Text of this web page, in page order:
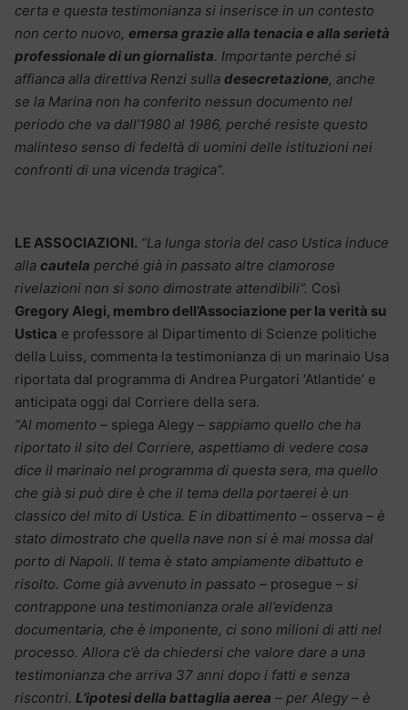
certa e questa testimonianza si inserisce in un contesto
non certo nuovo, emersa grazie alla tenacia e alla serietà
professionale di un giornalista. Importante perché si
affianca alla direttiva Renzi sulla desecretazione, anche
se la Marina non ha conferito nessun documento nel
periodo che va dall’1980 al 1986, perché resiste questo
malinteso senso di fedeltà di uomini delle istituzioni nei
confronti di una vicenda tragica”.
LE ASSOCIAZIONI. “La lunga storia del caso Ustica induce
alla cautela perché già in passato altre clamorose
rivelazioni non si sono dimostrate attendibili”. Così
Gregory Alegi, membro dell’Associazione per la verità su
Ustica e professore al Dipartimento di Scienze politiche
della Luiss, commenta la testimonianza di un marinaio Usa
riportata dal programma di Andrea Purgatori ‘Atlantide’ e
anticipata oggi dal Corriere della sera.
“Al momento – spiega Alegy – sappiamo quello che ha
riportato il sito del Corriere, aspettiamo di vedere cosa
dice il marinaio nel programma di questa sera, ma quello
che già si può dire è che il tema della portaerei è un
classico del mito di Ustica. E in dibattimento – osserva – è
stato dimostrato che quella nave non si è mai mossa dal
porto di Napoli. Il tema è stato ampiamente dibattuto e
risolto. Come già avvenuto in passato – prosegue – si
contrappone una testimonianza orale all’evidenza
documentaria, che è imponente, ci sono milioni di atti nel
processo. Allora c’è da chiedersi che valore dare a una
testimonianza che arriva 37 anni dopo i fatti e senza
riscontri. L’ipotesi della battaglia aerea – per Alegy – è